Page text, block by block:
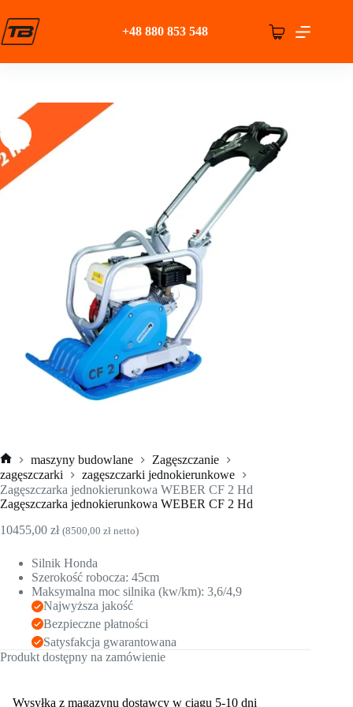
do
treści
+48 880 853 548 Koszyk
Strona
główna
maszyny budowlane
Zagęszczanie
zagęszczarki
zagęszczarki jednokierunkowe
Zagęszczarka jednokierunkowa WEBER CF 2 Hd
Zagęszczarka jednokierunkowa WEBER CF 2 Hd
10455,00 zł (8500,00 zł netto)
Silnik Honda
Szerokość robocza: 45cm
Maksymalna moc silnika (kw/km): 3,6/4,9
Najwyższa jakość
Bezpieczne płatności
Satysfakcja gwarantowana
Produkt dostępny na zamówienie
Wysyłka z magazynu dostawcy w ciągu 5-10 dni